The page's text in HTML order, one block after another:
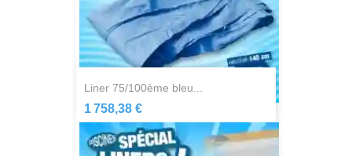
liner 75/100ème bleu...
1 758,38 €